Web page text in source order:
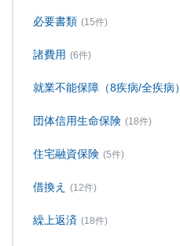
必要書類 (15件)
諸費用 (6件)
就業不能保障（8疾病/全疾病）
団体信用生命保険 (18件)
住宅融資保険 (5件)
借換え (12件)
繰上返済 (18件)